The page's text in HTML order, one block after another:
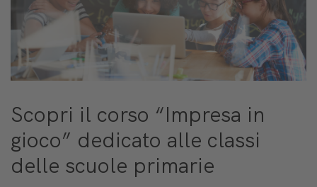
Scopri il corso “Impresa in
gioco” dedicato alle classi
delle scuole primarie